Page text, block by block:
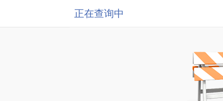
正在查询中